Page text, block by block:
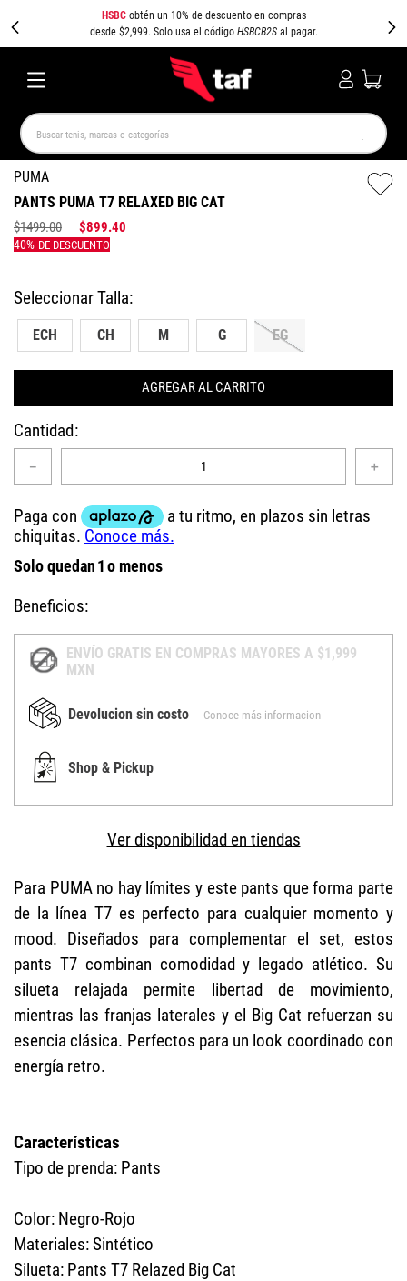
HSBCobtén un 10% de descuento en compras
desde $2,999. Solo usa el código HSBCB2Sal pagar.
Buscar tenis, marcas o categorías
PUMA
PANTS PUMA T7 RELAXED BIG CAT
$1499.00 $899.40
ECH CH M G EG
AGREGAR AL CARRITO
Cantidad
＋
－
Solo quedan 1 o menos
Beneficios:
ENVÍO GRATIS EN COMPRAS MAYORES A $1,999
MXN
Devolucion sin costo Conoce más informacion
Shop & Pickup
Ver disponibilidad en tiendas
Para PUMA no hay límites y este pants que forma parte
de la línea T7 es perfecto para cualquier momento y
mood. Diseñados para complementar el set, estos
pants T7 combinan comodidad y legado atlético. Su
silueta relajada permite libertad de movimiento,
mientras las franjas laterales y el Big Cat refuerzan su
esencia clásica. Perfectos para un look coordinado con
energía retro.
Características
Tipo de prenda: Pants
Color: Negro-Rojo
Materiales: Sintético
Silueta: Pants T7 Relazed Big Cat
TÉRMINOS MÁS BUSCADOS
NEW BALANCE SAMBA AIR FORCE 1
SPEEDCAT JORDAN 1